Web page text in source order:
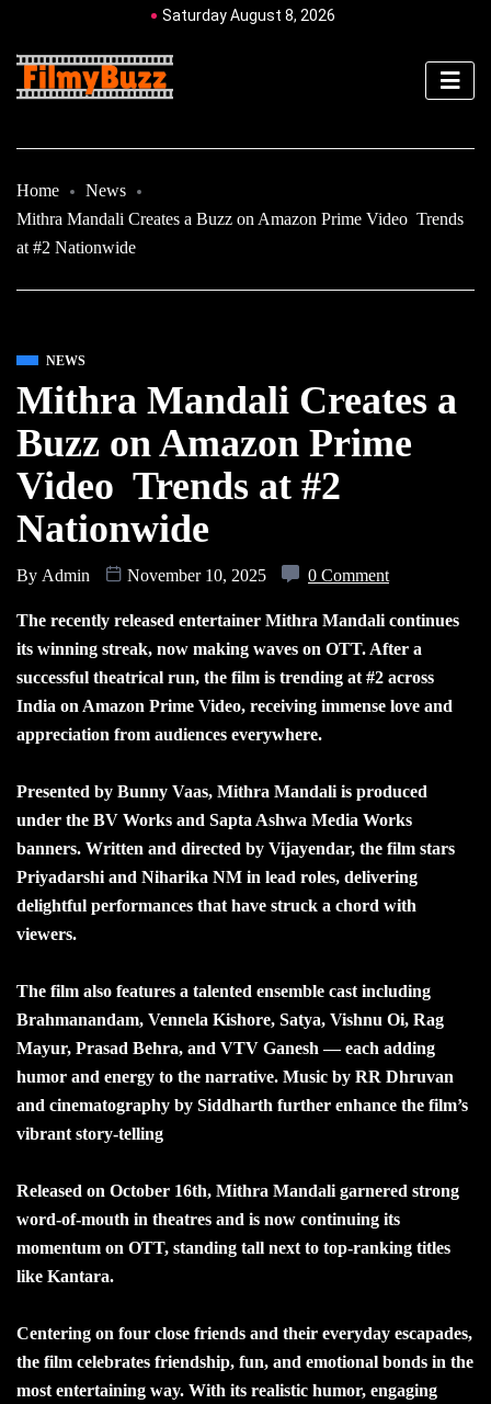
Saturday August 8, 2026
Home
News
Mithra Mandali Creates a Buzz on Amazon Prime Video Trends
at #2 Nationwide
NEWS
Mithra Mandali Creates a
Buzz on Amazon Prime
Video Trends at #2
Nationwide
By Admin November 10, 2025 0 Comment
The recently released entertainer Mithra Mandali continues
its winning streak, now making waves on OTT. After a
successful theatrical run, the film is trending at #2 across
India on Amazon Prime Video, receiving immense love and
appreciation from audiences everywhere.
Presented by Bunny Vaas, Mithra Mandali is produced
under the BV Works and Sapta Ashwa Media Works
banners. Written and directed by Vijayendar, the film stars
Priyadarshi and Niharika NM in lead roles, delivering
delightful performances that have struck a chord with
viewers.
The film also features a talented ensemble cast including
Brahmanandam, Vennela Kishore, Satya, Vishnu Oi, Rag
Mayur, Prasad Behra, and VTV Ganesh — each adding
humor and energy to the narrative. Music by RR Dhruvan
and cinematography by Siddharth further enhance the film’s
vibrant story-telling
Released on October 16th, Mithra Mandali garnered strong
word-of-mouth in theatres and is now continuing its
momentum on OTT, standing tall next to top-ranking titles
like Kantara.
Centering on four close friends and their everyday escapades,
the film celebrates friendship, fun, and emotional bonds in the
most entertaining way. With its realistic humor, engaging